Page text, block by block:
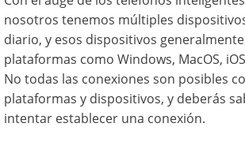
nosotros tenemos múltiples
diario, y esos dispositivos
plataformas como Windows, MacOS,
No todas las conexiones son posibles
plataformas y dispositivos, y deberás
intentar establecer una conexión.